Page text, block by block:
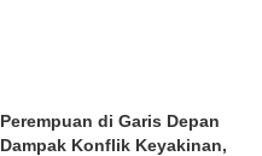
Perempuan di Garis Depan
Dampak Konflik Keyakinan,